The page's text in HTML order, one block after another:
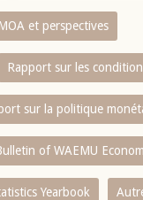
et perspectives
Rapport sur les
sur la politique
of WAEMU
Yearbook